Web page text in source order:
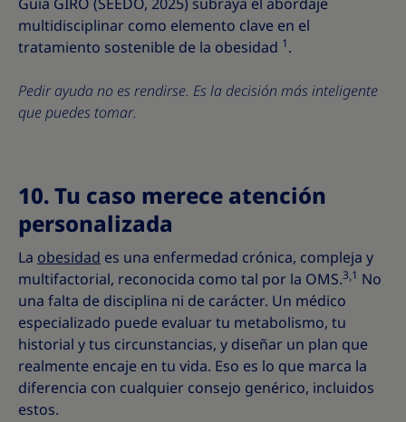
Guía GIRO (SEEDO, 2025) subraya el abordaje
multidisciplinar como elemento clave en el
tratamiento sostenible de la obesidad 1.
Pedir ayuda no es rendirse. Es la decisión más inteligente
que puedes tomar.
10. Tu caso merece atención
personalizada
La obesidad es una enfermedad crónica, compleja y
multifactorial, reconocida como tal por la OMS.3˒1 No
una falta de disciplina ni de carácter. Un médico
especializado puede evaluar tu metabolismo, tu
historial y tus circunstancias, y diseñar un plan que
realmente encaje en tu vida. Eso es lo que marca la
diferencia con cualquier consejo genérico, incluidos
estos.